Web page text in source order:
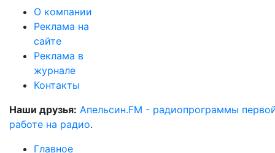
О компании
Реклама на
сайте
Реклама в
журнале
Контакты
Наши друзья: Апельсин.FM - радиопрограммы
работе на радио.
Главное